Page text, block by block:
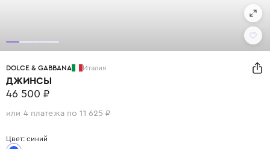
DOLCE & GABBANA Италия
ДЖИНСЫ
46 500 ₽
или 4 платежа по 11 625 ₽
Цвет: синий